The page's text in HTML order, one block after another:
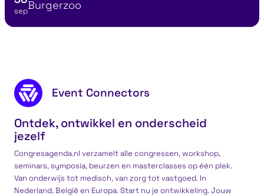
sepLocatie
Burgerzoo
Footer content
Event Connectors
Ontdek, ontwikkel en onderscheid
jezelf
Congresagenda.nl verzamelt alle congressen, workshop,
seminars, symposia, beurzen en masterclasses op één plek.
Van onderwijs tot medisch, van zorg tot vastgoed. In
Nederland, België en Europa. Start nu je ontwikkeling. Jouw